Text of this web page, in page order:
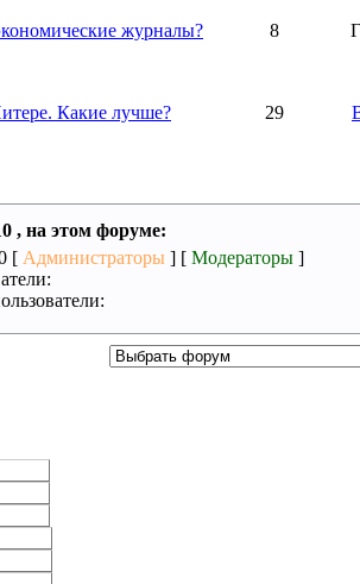
журналы? 8
Какие лучше? 29
, на этом форуме:
[ Администраторы ] [ Модераторы ]